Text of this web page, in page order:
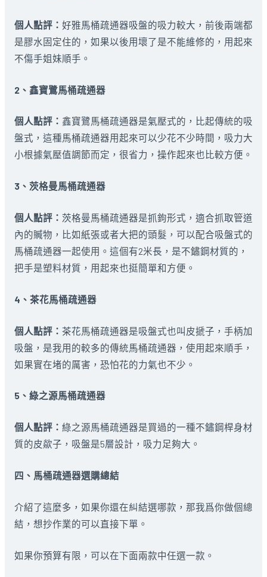
個人點評： 好雅馬桶疏通器吸盤的吸力較大，前後兩端都
是膠水固定住的，如果以後用壞了是不能維修的，用起來
不傷手姐妹順手。
2、鑫寶鷺馬桶疏通器
個人點評： 鑫寶鷺馬桶疏通器是氣壓式的，比起傳統的吸
盤式，這種馬桶疏通器用起來可以少花不少時間，吸力大
小根據氣壓值調節而定，很省力，操作起來也比較方便。
3、茨格曼馬桶疏通器
個人點評： 茨格曼馬桶疏通器是抓鉤形式，適合抓取管道
內的贓物，比如紙張或者大把的頭髮，可以配合吸盤式的
馬桶疏通器一起使用。這個有2米長，是不鏽鋼材質的，
把手是塑料材質，用起來也挺簡單和方便。
4、茶花馬桶疏通器
個人點評： 茶花馬桶疏通器是吸盤式也叫皮搋子，手柄加
吸盤，是我用的較多的傳統馬桶疏通器，使用起來順手，
如果實在堵的厲害，恐怕花的力氣也不少。
5、綠之源馬桶疏通器
個人點評： 綠之源馬桶疏通器是買過的一種不鏽鋼桿身材
質的皮歘子，吸盤是5層設計，吸力足夠大。
四、馬桶疏通器選購總結
介紹了這麼多，如果你還在糾結選哪款，那我爲你做個總
結，想抄作業的可以直接下單。
如果你預算有限，可以在下面兩款中任選一款。